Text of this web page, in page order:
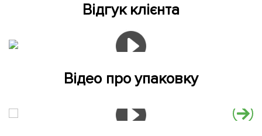
Відгук клієнта
Відео про упаковку